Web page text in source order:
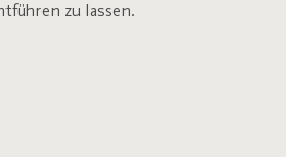
zu lassen.